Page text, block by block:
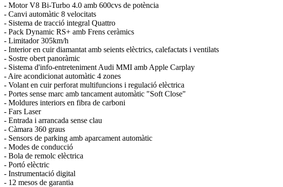
- Motor V8 Bi-Turbo 4.0 amb 600cvs de potència
- Canvi automàtic 8 velocitats
- Sistema de tracció integral Quattro
- Pack Dynamic RS+ amb Frens ceràmics
- Limitador 305km/h
- Interior en cuir diamantat amb seients elèctrics, calefactats i ventilats
- Sostre obert panoràmic
- Sistema d'info-entreteniment Audi MMI amb Apple Carplay
- Aire acondicionat automàtic 4 zones
- Volant en cuir perforat multifuncions i regulació elèctrica
- Portes sense marc amb tancament automàtic "Soft Close"
- Moldures interiors en fibra de carboni
- Fars Laser
- Entrada i arrancada sense clau
- Càmara 360 graus
- Sensors de parking amb aparcament automàtic
- Modes de conducció
- Bola de remolc elèctrica
- Portó elèctric
- Instrumentació digital
- 12 mesos de garantia